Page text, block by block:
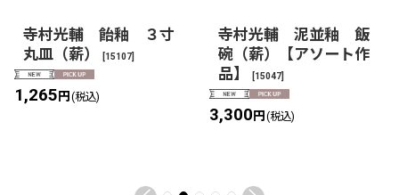
寺村光輔 飴釉 ３寸
丸皿（薪）
[15107]
1,265円 (税込)
寺村光輔 泥並釉 飯
碗（薪）【アソート作
品】
[15047]
3,300円 (税込)